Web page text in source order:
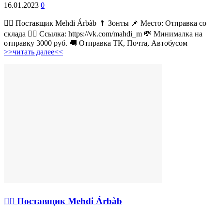
16.01.2023 0
💁‍♂ Поставщик Mehdi Árbàb 🌂 Зонты 📌 Место: Отправка со
склада 👉🏻 Ссылка: https://vk.com/mahdi_m 💸 Минималка на
отправку 3000 руб. 🚚 Отправка ТК, Почта, Автобусом
>>читать далее<<
💁‍♂ Поставщик Mehdi Árbàb